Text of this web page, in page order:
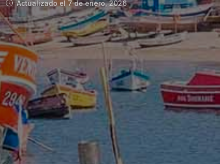
Actualizado el 7 de enero, 2026